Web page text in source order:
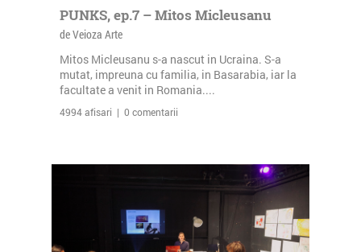
PUNKS, ep.7 – Mitos Micleusanu
de Veioza Arte
Mitos Micleusanu s-a nascut in Ucraina. S-a
mutat, impreuna cu familia, in Basarabia, iar la
facultate a venit in Romania....
4994 afisari | 0 comentarii